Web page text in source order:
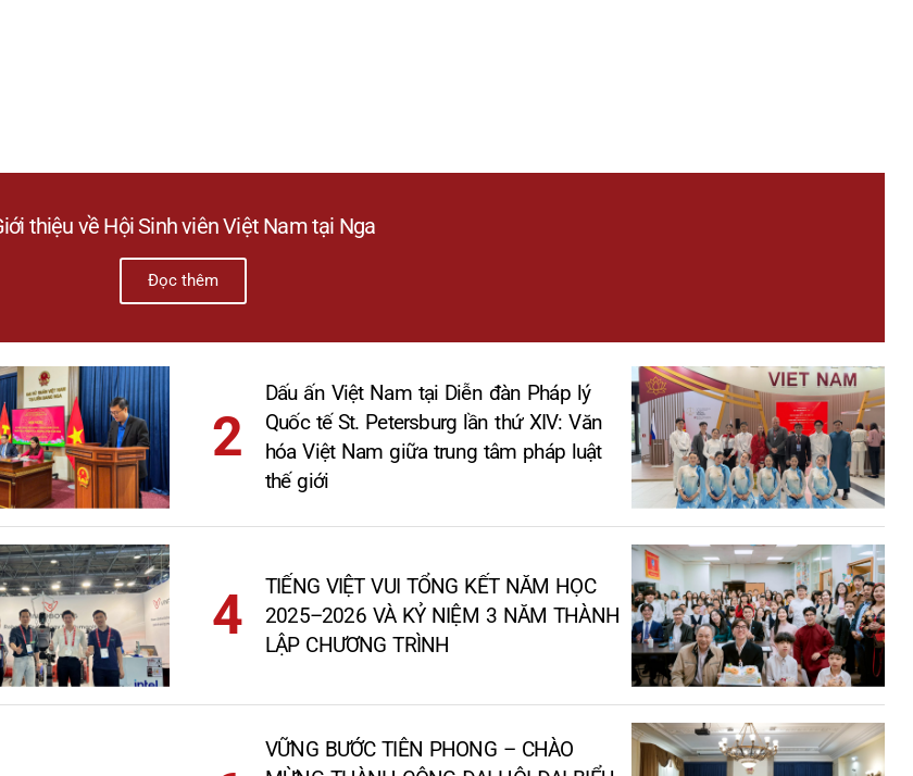
thiệu về Hội Sinh viên Việt Nam tại Nga
Đọc thêm
Dấu ấn Việt Nam tại Diễn đàn Pháp lý
Quốc tế St. Petersburg lần thứ XIV: Văn
hóa Việt Nam giữa trung tâm pháp luật
thế giới
TIẾNG VIỆT VUI TỔNG KẾT NĂM HỌC
2025–2026 VÀ KỶ NIỆM 3 NĂM THÀNH
LẬP CHƯƠNG TRÌNH
VỮNG BƯỚC TIÊN PHONG – CHÀO